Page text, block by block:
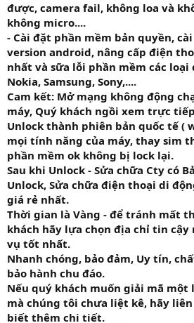
được, camera fail, không loa và
không micro....
- Cài đặt phần mềm bản quyền,
version android, nâng cấp điện
nhất và sữa lỗi phần mềm các loại
Nokia, Samsung, Sony,....
Cam kết: Mở mạng không động
máy, Quý khách ngồi xem trực
Unlock thành phiên bản quốc tế (
mọi tính năng của máy, thay sim
phần mềm ok không bị lock lại.
Sau khi Unlock - Sửa chữa Cty có
Unlock, Sửa chữa điện thoại di
giá rẻ nhất.
Thời gian là Vàng - để tránh mất
khách hãy lựa chọn địa chỉ tin cậy
vụ tốt nhất.
Nhanh chóng, bảo đảm, Uy tín,
bảo hành chu đáo.
Nếu quý khách muốn giải mã một
mà chúng tôi chưa liệt kê, hãy
biết thêm chi tiết.